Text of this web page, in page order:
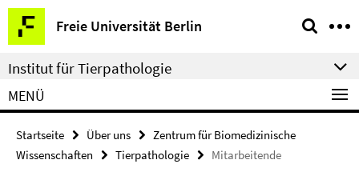
Springe
direkt
zu
Inhalt
Freie Universität Berlin
Service-
Navigation
Institut für Tierpathologie
MENÜ
Startseite Über uns
Zentrum für Biomedizinische
Wissenschaften
Tierpathologie Mitarbeitende